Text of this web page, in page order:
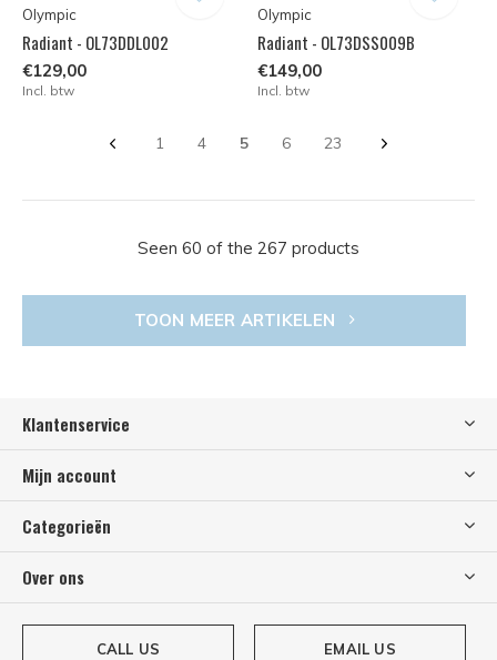
Olympic
Radiant - OL73DDL002
€129,00
Incl. btw
Olympic
Radiant - OL73DSS009B
€149,00
Incl. btw
1 4 5 6 23
Seen 60 of the 267 products
TOON MEER ARTIKELEN
Klantenservice
Mijn account
Categorieën
Over ons
CALL US EMAIL US